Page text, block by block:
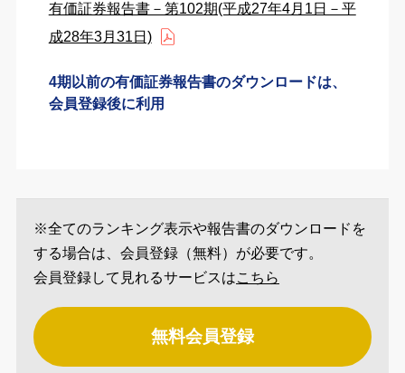
有価証券報告書－第102期(平成27年4月1日－平
成28年3月31日)
4期以前の有価証券報告書のダウンロードは、
会員登録後に利用
※全てのランキング表示や報告書のダウンロードを
する場合は、会員登録（無料）が必要です。
会員登録して見れるサービスはこちら
無料会員登録